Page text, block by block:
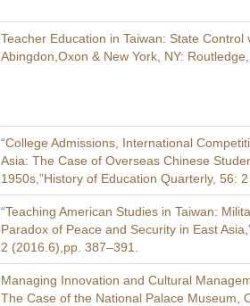
Teacher Education in Taiwan: State Control
Abingdon,Oxon & New York, NY: Routledge,
“College Admissions, International
Asia: The Case of Overseas Chinese
1950s,”History of Education Quarterly, 56:
“Teaching American Studies in Taiwan:
Paradox of Peace and Security in East
2 (2016.6),pp. 387–391.
Managing Innovation and Cultural
The Case of the National Palace Museum,